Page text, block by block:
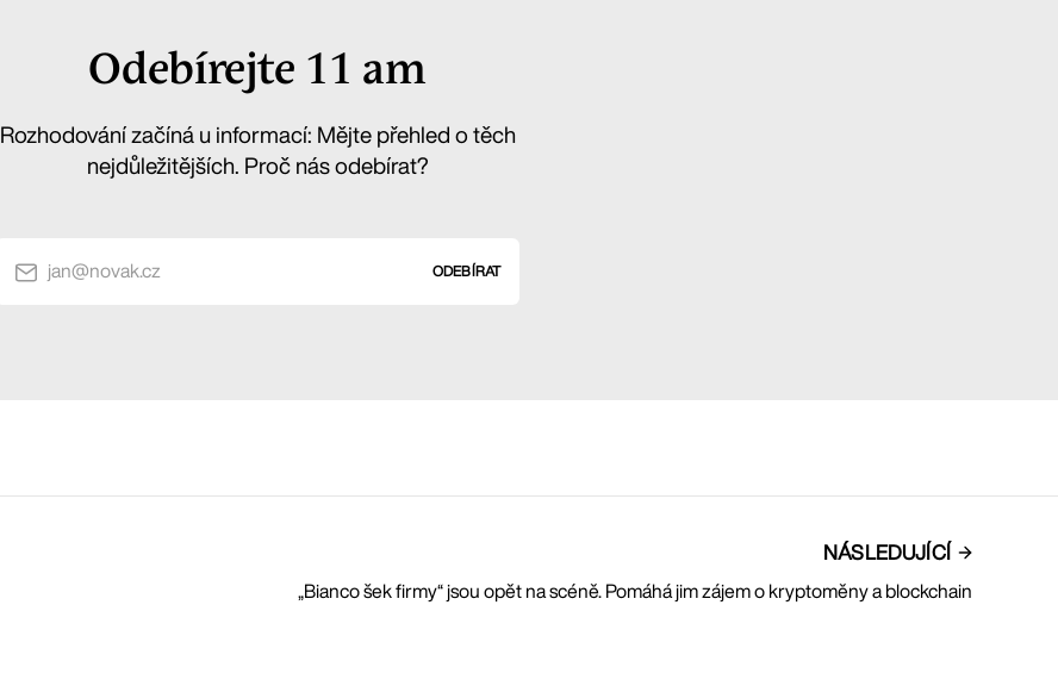
Odebírejte 11 am
Rozhodování začíná u informací: Mějte přehled o těch
nejdůležitějších. Proč nás odebírat?
jan@novak.cz ODEBÍRAT
NÁSLEDUJÍCÍ
„Bianco šek firmy“ jsou opět na scéně. Pomáhá jim zájem o kryptoměny a blockchain